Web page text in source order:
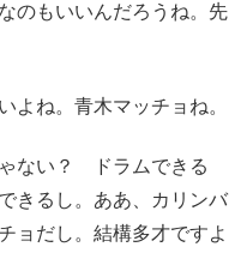
のもいいんだろうね。先
よね。青木マッチョね。
ゃない？ ドラムできる
きるし。ああ、カリンバ
ョだし。結構多才ですよ